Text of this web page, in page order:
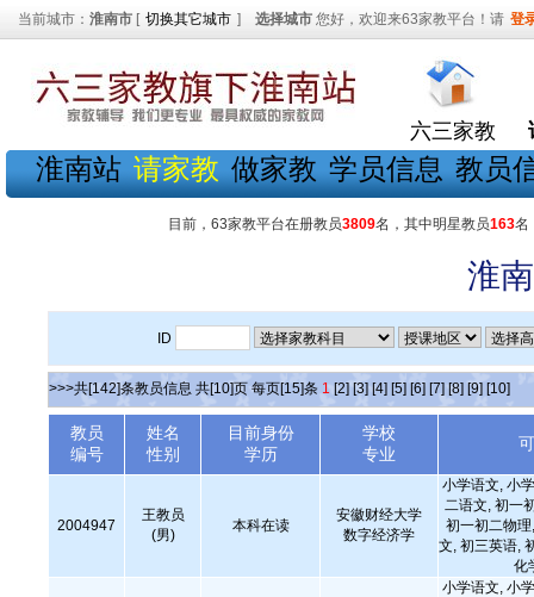
当前城市： 淮南市 [ 切换其它城市 ] 选择城市 您好，欢迎来63家教平台！请 登
六三家教
淮南站 请家教 做家教 学员信息 教员
目前，63家教平台在册教员3809名，其中明星教员163名
淮
ID
>>>共[142]条教员信息 共[10]页 每页[15]条 1 [2] [3] [4] [5] [6] [7] [8] [9] [10]
教员
编号
姓名
性别
目前身份
学历
学校
专业
2004947
王教员
(男)
本科在读
安徽财经大学
数字经济学
小学语文, 小
二语文, 初一
初一初二物
文, 初三英语,
化
小学语文, 小